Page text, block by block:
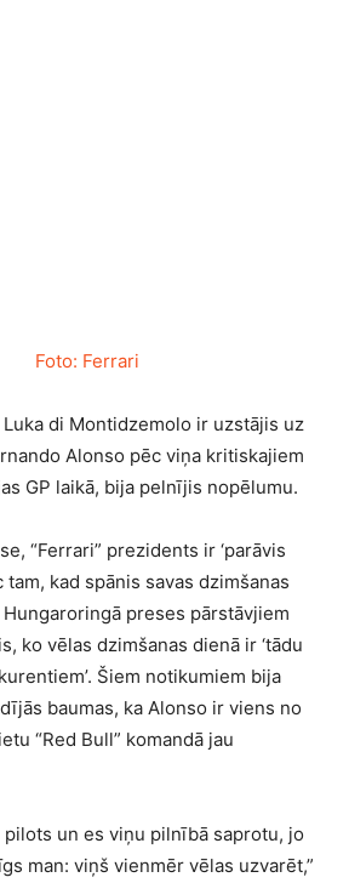
di Montidzemolo ir uzstājis uz
Alonso pēc viņa kritiskajiem
GP laikā, bija pelnījis nopēlumu.
“Ferrari” prezidents ir ‘parāvis
tam, kad spānis savas dzimšanas
preses pārstāvjiem
ko vēlas dzimšanas dienā ir ‘tādu
Šiem notikumiem bija
baumas, ka Alonso ir viens no
“Red Bull” komandā jau
un es viņu pilnībā saprotu, jo
man: viņš vienmēr vēlas uzvarēt,”